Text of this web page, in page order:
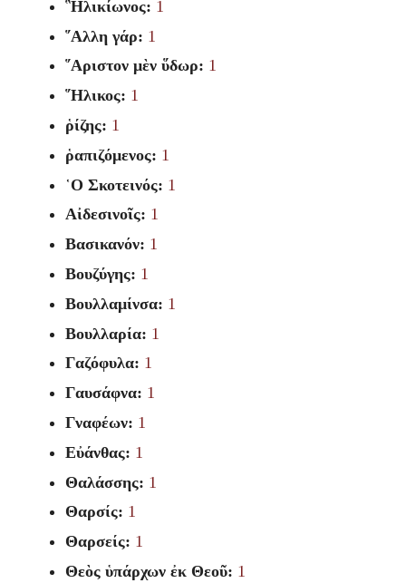
῝Ηλικίωνος: 1
῞Αλλη γάρ: 1
῞Αριστον μὲν ὕδωρ: 1
῞Ηλικος: 1
ῥίζης: 1
ῥαπιζόμενος: 1
῾Ο Σκοτεινός: 1
Αἰδεσινοῖς: 1
Βασικανόν: 1
Βουζύγης: 1
Βουλλαμίνσα: 1
Βουλλαρία: 1
Γαζόφυλα: 1
Γαυσάφνα: 1
Γναφέων: 1
Εὐάνθας: 1
Θαλάσσης: 1
Θαρσίς: 1
Θαρσείς: 1
Θεὸς ὑπάρχων ἐκ Θεοῦ: 1